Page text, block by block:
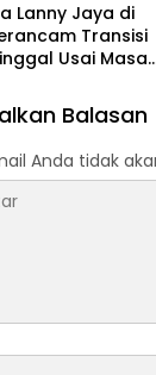
Lanny Jaya di
Transisi
Usai Masa
Balasan
Anda tidak